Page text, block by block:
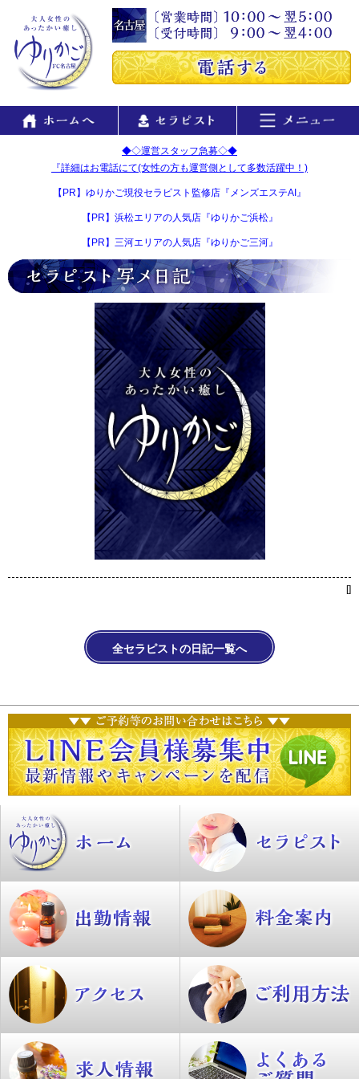
◆◇運営スタッフ急募◇◆
『詳細はお電話にて(女性の方も運営側として多数活躍中！)
【PR】ゆりかご現役セラピスト監修店『メンズエステAI』
【PR】浜松エリアの人気店『ゆりかご浜松』
【PR】三河エリアの人気店『ゆりかご三河』
[]
全セラピストの日記一覧へ